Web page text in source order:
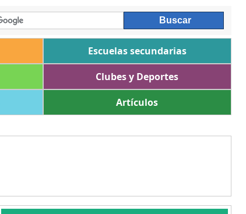
Escuelas secundarias
Clubes y Deportes
Artículos